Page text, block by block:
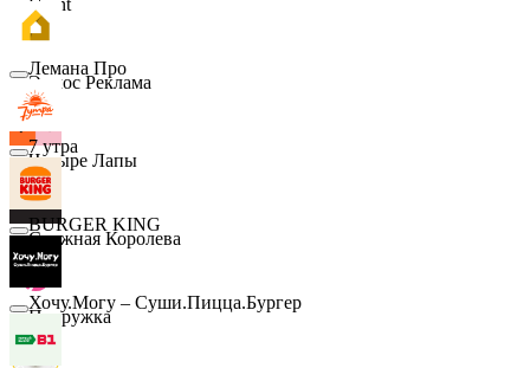
Urent
Эдмос Реклама
Четыре Лапы
Снежная Королева
Подружка
Лемана Про
7 утра
BURGER KING
Хочу.Могу – Суши.Пицца.Бургер